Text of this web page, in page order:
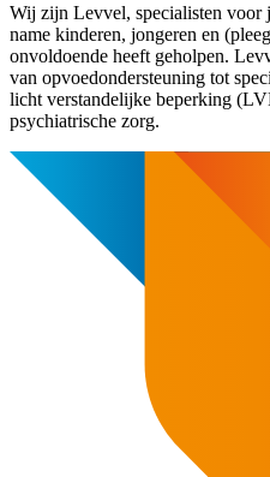
Wij zijn Levvel, specialisten voor
name kinderen, jongeren en
onvoldoende heeft geholpen.
van opvoedondersteuning tot
licht verstandelijke beperking
psychiatrische zorg.